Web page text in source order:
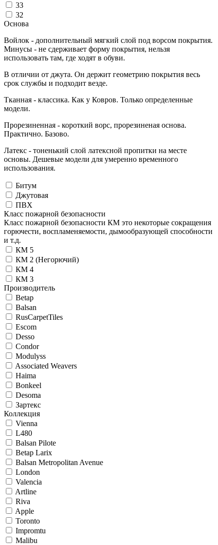
33
32
Основа
Войлок - дополнительный мягкий слой под ворсом покрытия.
Минусы - не сдерживает форму покрытия, нельзя
использовать там, где ходят в обуви.
В отличии от джута. Он держит геометрию покрытия весь
срок службы и подходит везде.
Тканная - классика. Как у Ковров. Только определенные
модели.
Прорезиненная - короткий ворс, прорезиненая основа.
Практично. Базово.
Латекс - тоненький слой латексной пропитки на месте
основы. Дешевые модели для умеренно временного
использования.
Битум
Джутовая
ПВХ
Класс пожарной безопасности
Класс пожарной безопасности КМ это некоторые сокращения
горючести, воспламеняемости, дымообразующей способности
и т.д.
КМ 5
КМ 2 (Негорючий)
КМ 4
КМ 3
Производитель
Betap
Balsan
RusCarpetTiles
Escom
Desso
Condor
Modulyss
Associated Weavers
Haima
Bonkeel
Desoma
Зартекс
Коллекция
Vienna
L480
Balsan Pilote
Betap Larix
Balsan Metropolitan Avenue
London
Valencia
Artline
Riva
Apple
Toronto
Impromtu
Malibu